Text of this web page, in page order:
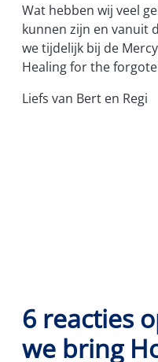
Wat hebben wij veel
kunnen zijn en vanuit
we tijdelijk bij de
Healing for the
Liefs van Bert en Regi
6 reacties
we bring